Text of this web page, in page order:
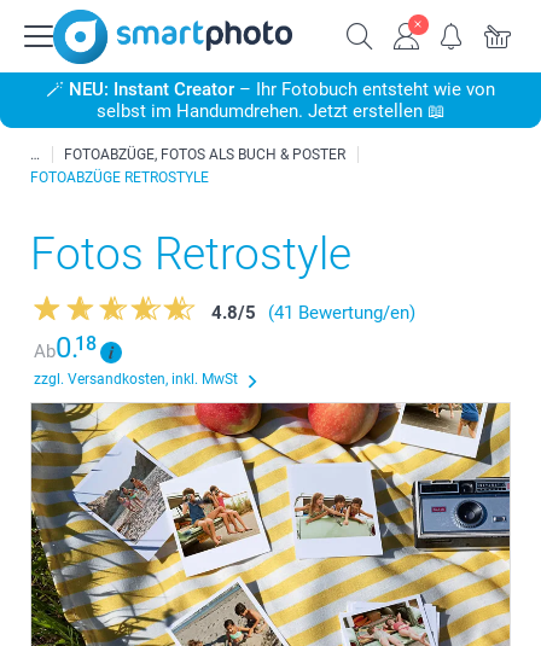
🪄 NEU: Instant Creator – Ihr Fotobuch entsteht wie von
selbst im Handumdrehen. Jetzt erstellen 📖
FOTOABZÜGE, FOTOS ALS BUCH & POSTER
FOTOABZÜGE RETROSTYLE
Fotos Retrostyle
4.8/5
(41 Bewertung/en)
Ab0.18
zzgl. Versandkosten, inkl. MwSt